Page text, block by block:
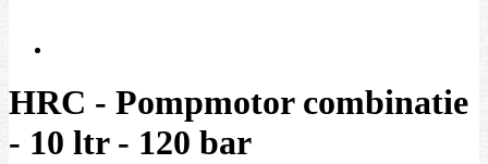
HRC - Pompmotor combinatie
- 10 ltr - 120 bar